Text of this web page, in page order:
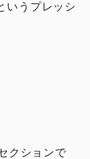
いうプレッシ
クションで